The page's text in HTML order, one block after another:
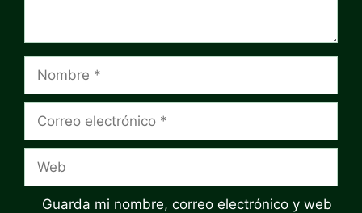
electrónico
Guarda mi nombre, correo electrónico y web